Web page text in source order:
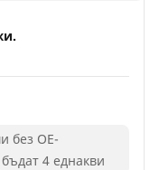
без ОЕ-
4 еднакви